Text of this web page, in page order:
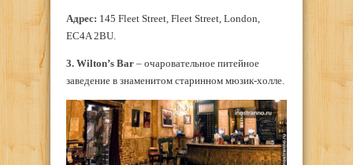
Адрес: 145 Fleet Street, Fleet Street, London,
EC4A 2BU.
3. Wilton’s Bar – очаровательное питейное
заведение в знаменитом старинном мюзик-холле.